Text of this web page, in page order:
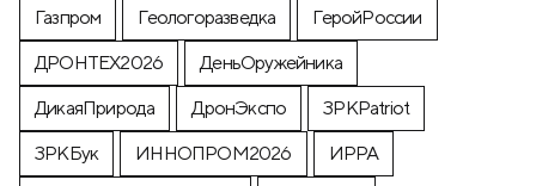
Газпром
Геологоразведка
ГеройРоссии
ДРОНТЕХ2026
ДеньОружейника
ДикаяПрирода
ДронЭкспо
ЗРКPatriot
ЗРКБук
ИННОПРОМ2026
ИРРА